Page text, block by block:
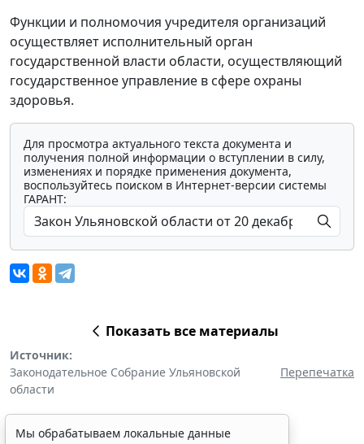
Функции и полномочия учредителя организаций
осуществляет исполнительный орган
государственной власти области, осуществляющий
государственное управление в сфере охраны
здоровья.
Для просмотра актуального текста документа и
получения полной информации о вступлении в силу,
изменениях и порядке применения документа,
воспользуйтесь поиском в Интернет-версии системы
ГАРАНТ:
Показать все материалы
Источник:
Законодательное Собрание Ульяновской
области
Перепечатка
Мы обрабатываем локальные данные